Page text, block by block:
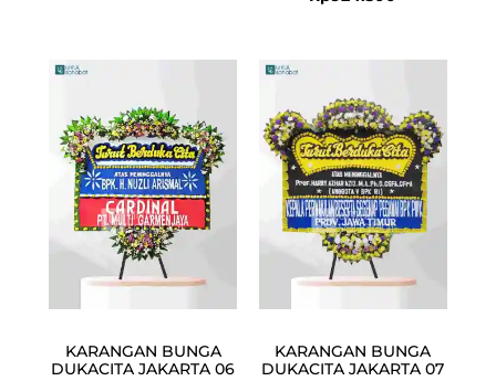
KARANGAN BUNGA
DUKACITA JAKARTA 06
was:
Rp949.000.
is:
Rp924.500.
KARANGAN BUNGA
DUKACITA JAKARTA 07